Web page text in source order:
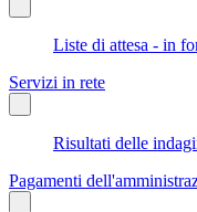
Liste di attesa - in
Servizi in rete
Risultati delle
Pagamenti